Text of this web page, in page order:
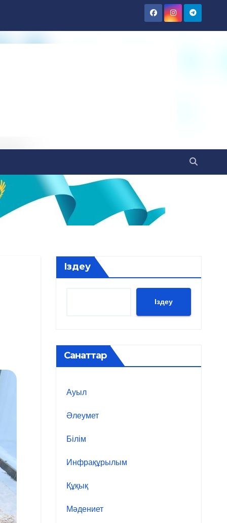
Іздеу
Іздеу
Санаттар
Ауыл
Әлеумет
Білім
Инфрақұрылым
Құқық
Мәдениет